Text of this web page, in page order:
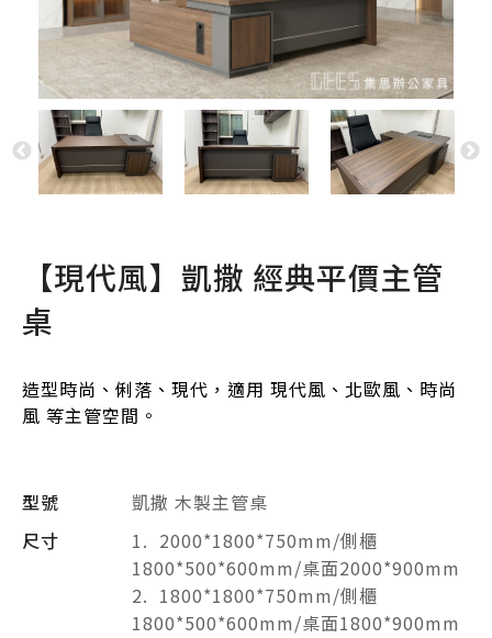
【現代風】凱撒 經典平價主管
桌
造型時尚、俐落、現代，適用 現代風、北歐風、時尚
風 等主管空間。
型號
凱撒 木製主管桌
尺寸
1. 2000*1800*750mm/側櫃
1800*500*600mm/桌面2000*900mm
2. 1800*1800*750mm/側櫃
1800*500*600mm/桌面1800*900mm